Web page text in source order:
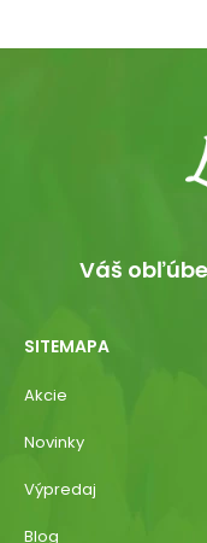
Váš
SITEMAPA
Akcie
Novinky
Výpredaj
Blog